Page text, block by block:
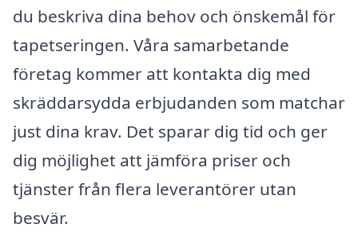
du beskriva dina behov och önskemål för
tapetseringen. Våra samarbetande
företag kommer att kontakta dig med
skräddarsydda erbjudanden som matchar
just dina krav. Det sparar dig tid och ger
dig möjlighet att jämföra priser och
tjänster från flera leverantörer utan
besvär.